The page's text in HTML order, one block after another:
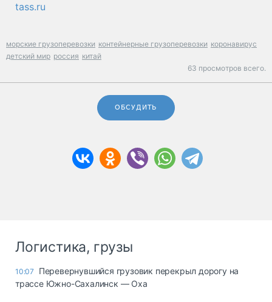
tass.ru
морские грузоперевозки контейнерные грузоперевозки коронавирус
детский мир россия китай
63 просмотров всего.
ОБСУДИТЬ
Логистика, грузы
10:07
Перевернувшийся грузовик перекрыл дорогу на
трассе Южно-Сахалинск — Оха